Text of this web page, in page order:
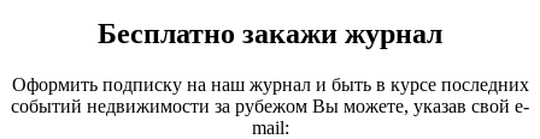
Бесплатно закажи журнал
Оформить подписку на наш журнал и быть в курсе последних
событий недвижимости за рубежом Вы можете, указав свой e-
mail: